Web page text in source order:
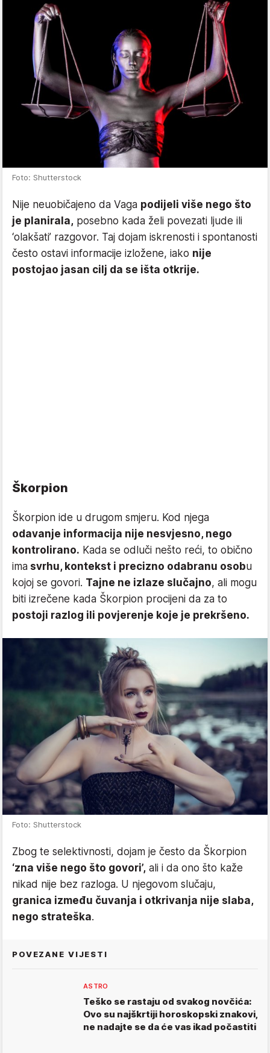
Foto: Shutterstock
Nije neuobičajeno da Vaga podijeli više nego što
je planirala, posebno kada želi povezati ljude ili
‘olakšati’ razgovor. Taj dojam iskrenosti i spontanosti
često ostavi informacije izložene, iako nije
postojao jasan cilj da se išta otkrije.
Škorpion
Škorpion ide u drugom smjeru. Kod njega
odavanje informacija nije nesvjesno, nego
kontrolirano. Kada se odluči nešto reći, to obično
ima svrhu, kontekst i precizno odabranu osobu
kojoj se govori. Tajne ne izlaze slučajno, ali mogu
biti izrečene kada Škorpion procijeni da za to
postoji razlog ili povjerenje koje je prekršeno.
Foto: Shutterstock
Zbog te selektivnosti, dojam je često da Škorpion
‘zna više nego što govori’, ali i da ono što kaže
nikad nije bez razloga. U njegovom slučaju,
granica između čuvanja i otkrivanja nije slaba,
nego strateška.
POVEZANE VIJESTI
ASTRO
Teško se rastaju od svakog novčića:
Ovo su najškrtiji horoskopski znakovi,
ne nadajte se da će vas ikad počastiti